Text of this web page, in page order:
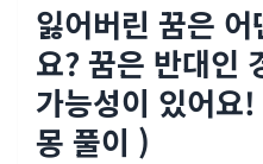
잃어버린 꿈은
요? 꿈은 반대인
가능성이 있어요
몽 풀이 )